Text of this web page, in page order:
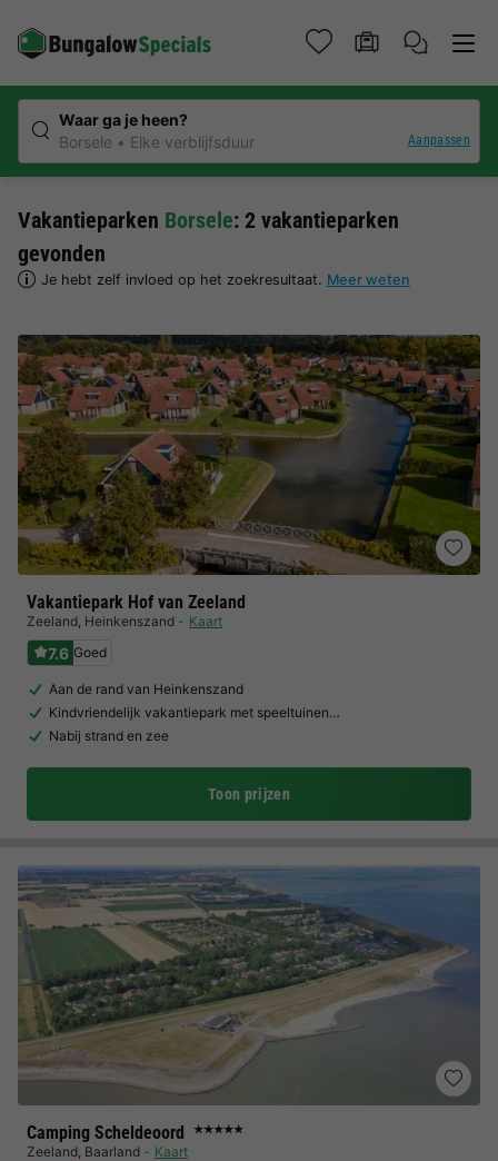
Waar ga je heen?
Borsele
Elke verblijfsduur Aanpassen
Vakantieparken Borsele: 2 vakantieparken
gevonden
Je hebt zelf invloed op het zoekresultaat. Meer weten
Vakantiepark Hof van Zeeland
Zeeland, Heinkenszand Kaart
7.6 Goed
Aan de rand van Heinkenszand
Kindvriendelijk vakantiepark met speeltuinen…
Nabij strand en zee
Toon prijzen
Camping Scheldeoord ★★★★★
Zeeland, Baarland Kaart